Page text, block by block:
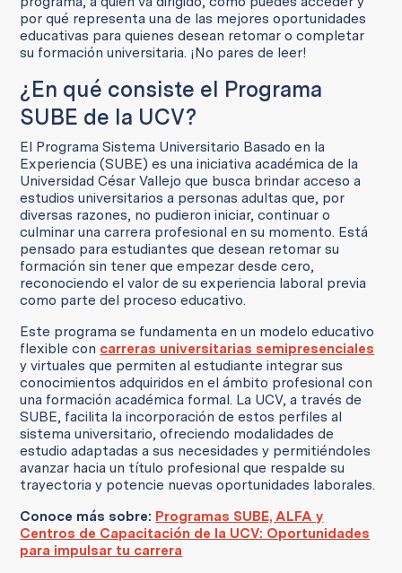
por qué representa una de las mejores oportunidades
educativas para quienes desean retomar o completar
su formación universitaria. ¡No pares de leer!
¿En qué consiste el Programa
SUBE de la UCV?
El Programa Sistema Universitario Basado en la
Experiencia (SUBE) es una iniciativa académica de la
Universidad César Vallejo que busca brindar acceso a
estudios universitarios a personas adultas que, por
diversas razones, no pudieron iniciar, continuar o
culminar una carrera profesional en su momento. Está
pensado para estudiantes que desean retomar su
formación sin tener que empezar desde cero,
reconociendo el valor de su experiencia laboral previa
como parte del proceso educativo.
Este programa se fundamenta en un modelo educativo
flexible con carreras universitarias semipresenciales
y virtuales que permiten al estudiante integrar sus
conocimientos adquiridos en el ámbito profesional con
una formación académica formal. La UCV, a través de
SUBE, facilita la incorporación de estos perfiles al
sistema universitario, ofreciendo modalidades de
estudio adaptadas a sus necesidades y permitiéndoles
avanzar hacia un título profesional que respalde su
trayectoria y potencie nuevas oportunidades laborales.
Conoce más sobre: Programas SUBE, ALFA y
Centros de Capacitación de la UCV: Oportunidades
para impulsar tu carrera